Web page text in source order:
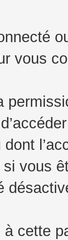
vous
dont
vous
cette